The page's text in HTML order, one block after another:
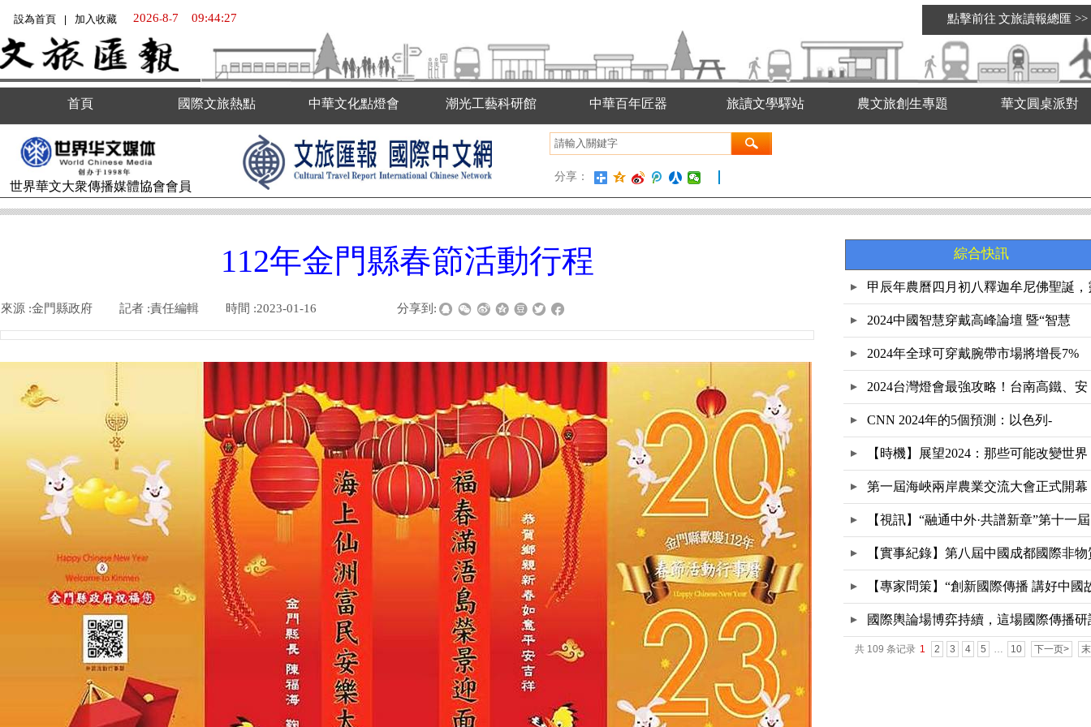
點擊前往 文旅讀報總匯 >>
首頁 國際文旅熱點 中華文化點燈會 潮光工藝科研館 中華百年匠器 旅讀文學驛站 農文旅創生專題 華文圓桌派對
2026-8-7 09:44:27
設為首頁 加入收藏
分享：
世界華文大衆傳播媒體協會會員
綜合快訊
甲辰年農曆四月初八釋迦牟尼佛聖誕，
鷲
2024中國智慧穿戴高峰論壇 暨“智慧
2024年全球可穿戴腕帶市場將增長7%
2024台灣燈會最強攻略！台南高鐵、安
CNN 2024年的5個預測：以色列-
【時機】展望2024：那些可能改變世界
第一屆海峽兩岸農業交流大會正式開幕
【視訊】“融通中外·共譜新章”第十一屆
【實事紀錄】第八屆中國成都國際非物
文
【專家問策】“創新國際傳播 講好中國
國際輿論場博弈持續，這場國際傳播研
會
共 109 条记录 1 2 3 4 5 … 10 下一页>
112年金門縣春節活動行程
來源 :金門縣政府 記者 :責任編輯 時間 :2023-01-16 分享到: